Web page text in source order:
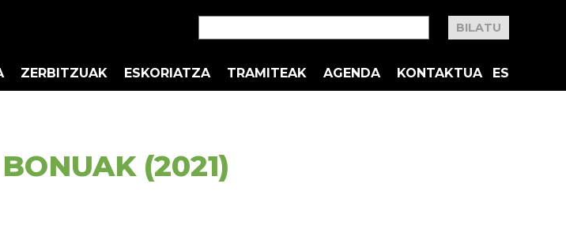
ZERBITZUAK ESKORIATZA TRAMITEAK AGENDA KONTAKTUA ES
(2021)